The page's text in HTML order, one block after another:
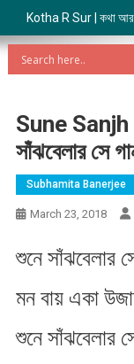
Kotha R Sur | কথা
Sune Sanjh
সাঁঝবেলার সে
Subhamita Banerjee
March 23, 2018
শুনে সাঁঝবেলার
মন বায় একা
শুনে সাঁঝবেলার